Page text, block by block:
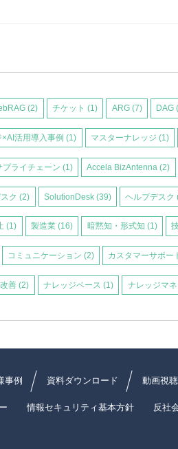
(2) チケット (1) ARG (7) DAG
×AI活用導入事例(1) マスターナレッジ (1)
プライチェーン (1) Accela BizAntenna(2)
スク(2) SolutionDesk (39) ヘルプデスク
(1) 製造業 (16) 暗黙知・形式知 (1)
コミュニケーション (2) カスタマーサポー
善(2) ナレッジベース (1) ナレッジマ
事例 資料ダウンロード 動画視聴
情報セキュリティ基本方針 反社